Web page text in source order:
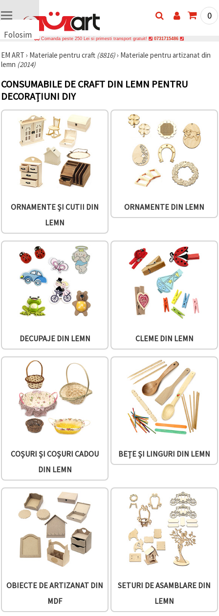
Folosim
uri
🍪 Folosim
și
tehnologii
similare
pentru a
funcționarea
corectă a
site-ului,
pentru a vă
îmbunătăți
experiența
acordul
dumneavoastră,
analiza
traficul și a
reclame
mai
inclusiv cu
ajutorul
partenerilor
noștri de
marketing.
Puteți fi de
acord să
cookie -
urile făcând
clic pe
"acceptati
toate!" Sau
preferințele
în setări
selectând
un tip de
cookie -uri
"Salvați"
Аcceptati
toate!
Setări
0
Comanda peste 250 Lei si primesti transport gratuit! 0731715486
EM ART › Materiale pentru craft (8816)› Materiale pentru artizanat din
lemn (2014)
CONSUMABILE DE CRAFT DIN LEMN PENTRU
DECORAȚIUNI DIY
ORNAMENTE ȘI CUTII DIN
LEMN
ORNAMENTE DIN LEMN
DECUPAJE DIN LEMN CLEME DIN LEMN
COȘURI ȘI COȘURI CADOU
DIN LEMN
BEȚE ȘI LINGURI DIN LEMN
OBIECTE DE ARTIZANAT DIN
MDF
SETURI DE ASAMBLARE DIN
LEMN